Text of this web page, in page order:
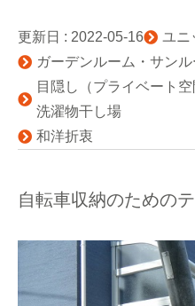
更新日 : 2022-05-16
ユニ
ガーデンルーム・サンル
目隠し（プライベート空
洗濯物干し場
和洋折衷
自転車収納のための